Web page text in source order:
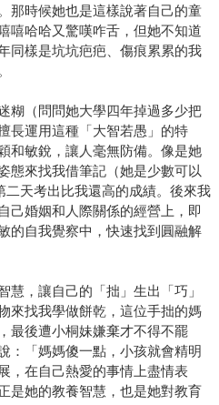
那時候她也是這樣說著自己的童
嘻哈哈又驚嘆咋舌，但她不知道
同樣是坑坑疤疤、傷痕累累的我
糊（問問她大學四年掉過多少把
長運用這種「大智若愚」的特
和敏銳，讓人毫無防備。像是她
態來找我借筆記（她是少數可以
天考出比我還高的成績。後來我
己婚姻和人際關係的經營上，即
的自我覺察中，快速找到圓融解
慧，讓自己的「拙」生出「巧」
來找我學做餅乾，這位手拙的媽
最後遭小桐妹嫌棄才不得不罷
：「媽媽傻一點，小孩就會精明
，在自己熱愛的事情上盡情表
是她的教養智慧，也是她對教育